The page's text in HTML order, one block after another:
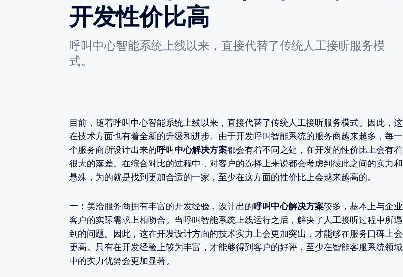
开发性价比高
呼叫中心智能系统上线以来，直接代替了传统人工接听服务模
式。
目前，随着呼叫中心智能系统上线以来，直接代替了传统人工接听服务模式。因此，这
在技术方面也有着全新的升级和进步。由于开发呼叫智能系统的服务商越来越多，每一
个服务商所设计出来的呼叫中心解决方案都会有着不同之处，在开发的性价比上会有着
很大的落差。在综合对比的过程中，对客户的选择上来说都会考虑到彼此之间的实力和
悬殊，为的就是找到更加合适的一家，至少在这方面的性价比上会越来越高的。
一： 美洽服务商拥有丰富的开发经验，设计出的呼叫中心解决方案较多，基本上与企业
客户的实际需求上相吻合。当呼叫智能系统上线运行之后，解决了人工接听过程中所遇
到的问题。因此，这在开发设计方面的技术实力上会更加突出，才能够在服务口碑上会
更高。只有在开发经验上较为丰富，才能够得到客户的好评，至少在智能客服系统领域
中的实力优势会更加显著。